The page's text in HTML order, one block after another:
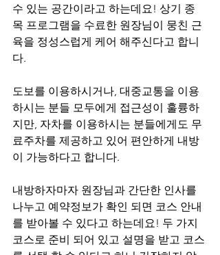
수 있는 공간이라고 하는데요! 상기 종
목 프로그램을 수료한 원장님이 뭉친 근
육을 정성스럽게 케어 해주신다고 합니
다.
도보를 이용하시거나, 대중교통을 이용
하시는 분들 모두에게 접근성이 훌륭하
지만, 자차를 이용하시는 분들에게도 무
료주차를 제공하고 있어 편안하게 내방
이 가능하다고 합니다.
내방하자마자 원장님과 간단한 인사를
나누고 예약정보가 확인 되면 코스 안내
를 받아볼 수 있다고 하는데요! 두 가지
코스로 준비 되어 있고 설명을 받고 코스